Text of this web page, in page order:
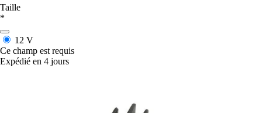
Taille
*
12 V
Ce champ est requis
Expédié en 4 jours